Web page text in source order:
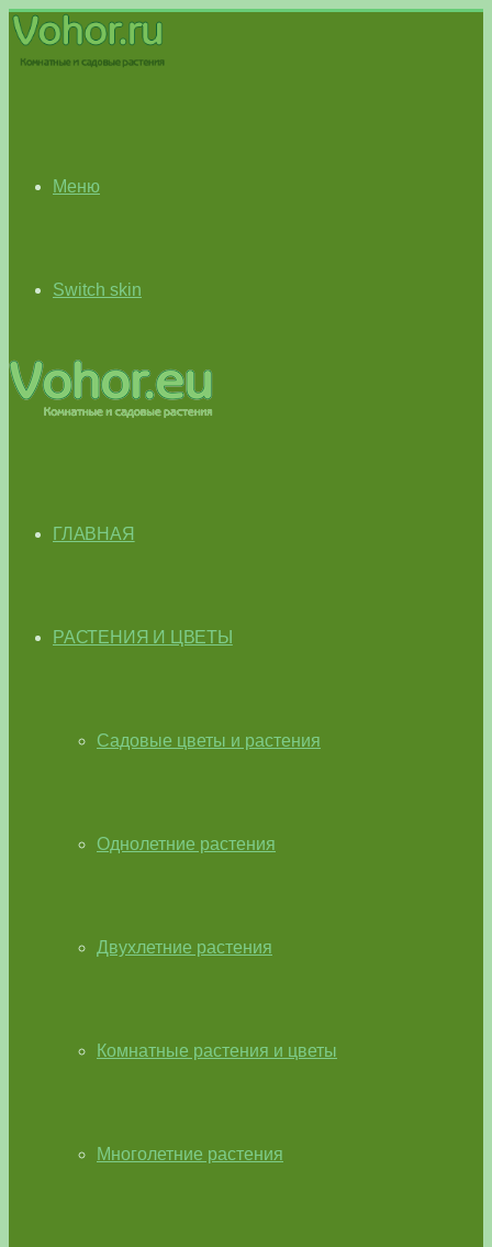
Меню
Switch skin
ГЛАВНАЯ
РАСТЕНИЯ И ЦВЕТЫ
Садовые цветы и растения
Однолетние растения
Двухлетние растения
Комнатные растения и цветы
Многолетние растения